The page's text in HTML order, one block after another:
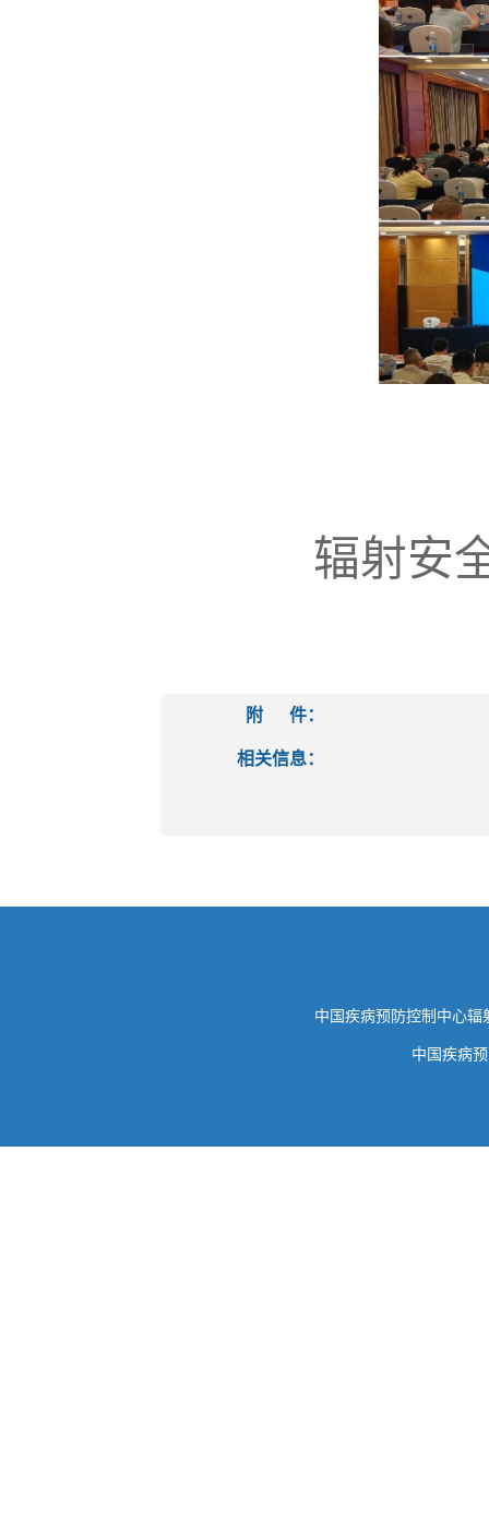
辐射安
附 件：
相关信息：
中国疾病预防控制中
中国疾病